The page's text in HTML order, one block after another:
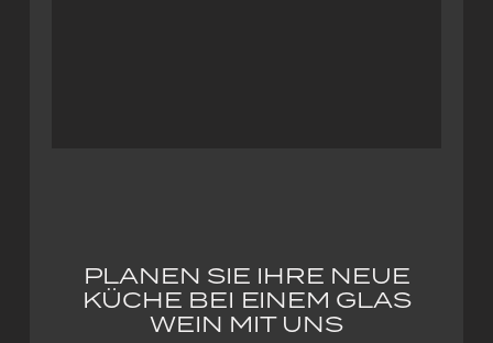
PLANEN SIE IHRE NEUE
KÜCHE BEI EINEM GLAS
WEIN MIT UNS